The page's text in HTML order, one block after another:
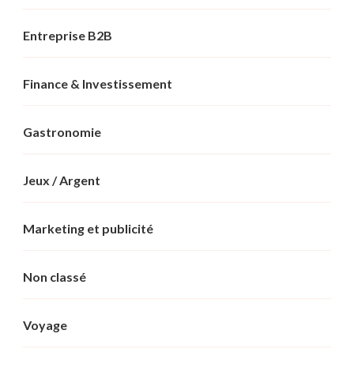
Entreprise B2B
Finance & Investissement
Gastronomie
Jeux / Argent
Marketing et publicité
Non classé
Voyage